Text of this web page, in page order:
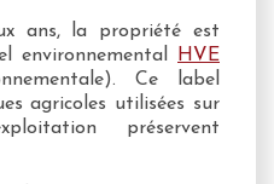
ans, la propriété est
environnemental HVE
Ce label
agricoles utilisées sur
préservent